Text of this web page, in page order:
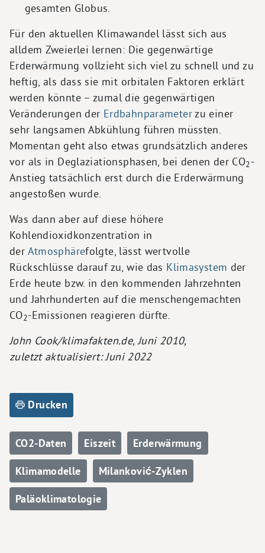
gesamten Globus.
Für den aktuellen Klimawandel lässt sich aus
alldem Zweierlei lernen: Die gegenwärtige
Erderwärmung vollzieht sich viel zu schnell und zu
heftig, als dass sie mit orbitalen Faktoren erklärt
werden könnte – zumal die gegenwärtigen
Veränderungen der Erdbahnparameterzu einer
sehr langsamen Abkühlung führen müssten.
Momentan geht also etwas grundsätzlich anderes
vor als in Deglaziationsphasen, bei denen der CO2-
Anstieg tatsächlich erst durch die Erderwärmung
angestoßen wurde.
Was dann aber auf diese höhere
Kohlendioxidkonzentration in
der Atmosphärefolgte, lässt wertvolle
Rückschlüsse darauf zu, wie das Klimasystem der
Erde heute bzw. in den kommenden Jahrzehnten
und Jahrhunderten auf die menschengemachten
CO2-Emissionen reagieren dürfte.
John Cook/klimafakten.de, Juni 2010,
zuletzt aktualisiert: Juni 2022
Drucken
CO2-Daten Eiszeit Erderwärmung
Klimamodelle Milanković-Zyklen
Paläoklimatologie